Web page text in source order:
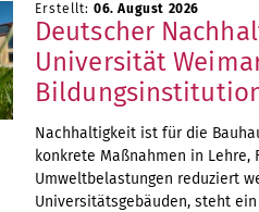
Erstellt: 06. August 2026
Deutscher
Universität
Nachhaltigkeit ist für die
konkrete Maßnahmen in
Umweltbelastungen reduziert
Universitätsgebäuden, steht